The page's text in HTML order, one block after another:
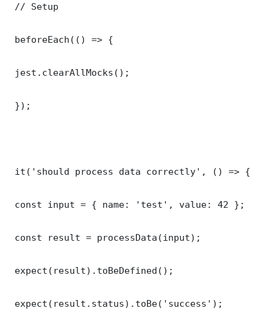
// Setup
beforeEach(() => {
jest.clearAllMocks();
});
it('should process data correctly', () => {
const input = { name: 'test', value: 42 };
const result = processData(input);
expect(result).toBeDefined();
expect(result.status).toBe('success');